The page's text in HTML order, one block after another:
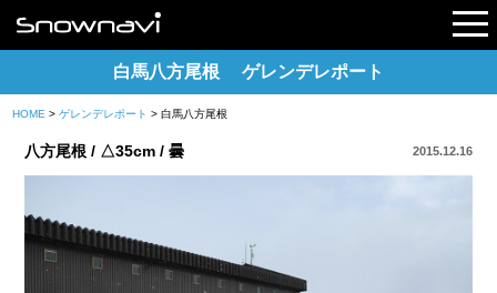
レポート
早割リフト券
白馬八方尾根 ゲレンデレポート
HOME >ゲレンデレポート > 白馬八方尾根
八方尾根 / △35cm / 曇 2015.12.16